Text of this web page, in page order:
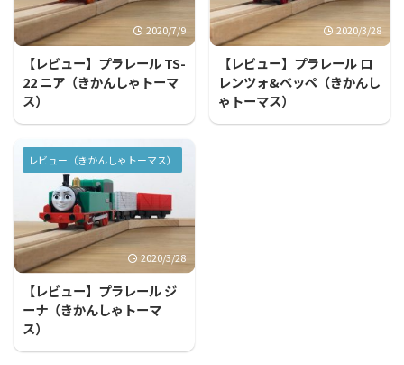
2020/7/9
【レビュー】プラレール TS-
22 ニア（きかんしゃトーマ
ス）
2020/3/28
【レビュー】プラレール ロ
レンツォ&ベッペ（きかんし
ゃトーマス）
レビュー（きかんしゃトーマス）
2020/3/28
【レビュー】プラレール ジ
ーナ（きかんしゃトーマ
ス）